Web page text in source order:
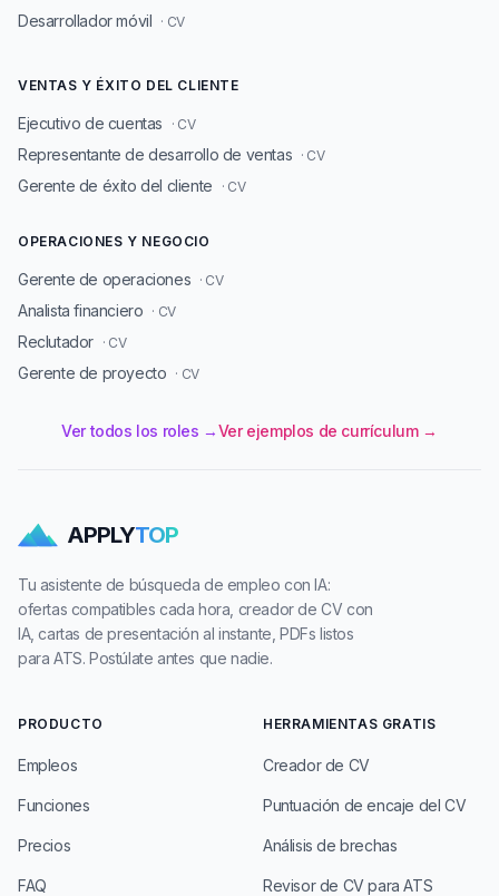
Desarrollador móvil · CV
VENTAS Y ÉXITO DEL CLIENTE
Ejecutivo de cuentas · CV
Representante de desarrollo de ventas · CV
Gerente de éxito del cliente · CV
OPERACIONES Y NEGOCIO
Gerente de operaciones · CV
Analista financiero · CV
Reclutador · CV
Gerente de proyecto · CV
Ver todos los roles →Ver ejemplos de currículum →
APPLYTOP
Tu asistente de búsqueda de empleo con IA:
ofertas compatibles cada hora, creador de CV con
IA, cartas de presentación al instante, PDFs listos
para ATS. Postúlate antes que nadie.
PRODUCTO
Empleos
Funciones
Precios
FAQ
HERRAMIENTAS GRATIS
Creador de CV
Puntuación de encaje del CV
Análisis de brechas
Revisor de CV para ATS